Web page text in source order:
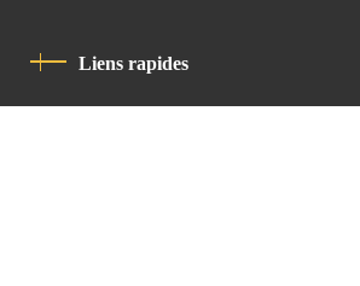
Liens rapides